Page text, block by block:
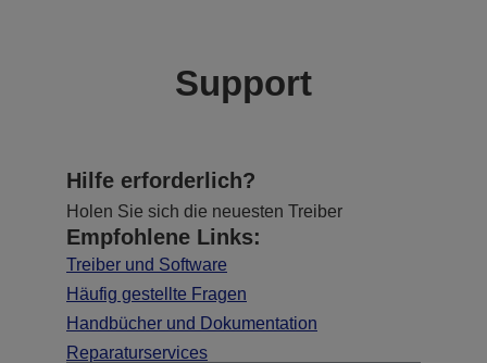
Support
Hilfe erforderlich?
Holen Sie sich die neuesten Treiber
Empfohlene Links:
Treiber und Software
Häufig gestellte Fragen
Handbücher und Dokumentation
Reparaturservices